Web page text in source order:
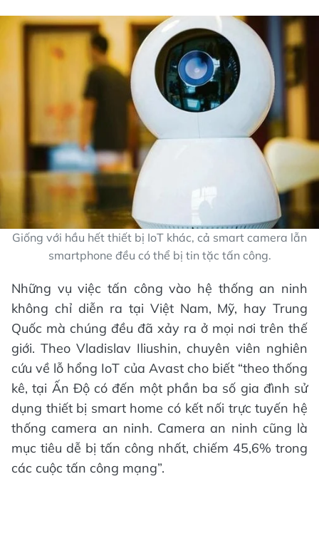
Giống với hầu hết thiết bị IoT khác, cả smart camera lẫn
smartphone đều có thể bị tin tặc tấn công.
Những vụ việc tấn công vào hệ thống an ninh
không chỉ diễn ra tại Việt Nam, Mỹ, hay Trung
Quốc mà chúng đều đã xảy ra ở mọi nơi trên thế
giới. Theo Vladislav Iliushin, chuyên viên nghiên
cứu về lỗ hổng IoT của Avast cho biết “theo thống
kê, tại Ấn Độ có đến một phần ba số gia đình sử
dụng thiết bị smart home có kết nối trực tuyến hệ
thống camera an ninh. Camera an ninh cũng là
mục tiêu dễ bị tấn công nhất, chiếm 45,6% trong
các cuộc tấn công mạng”.